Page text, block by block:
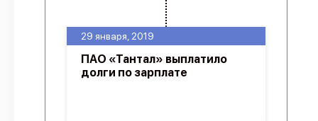
29 января, 2019
ПАО «Тантал» выплатило
долги по зарплате